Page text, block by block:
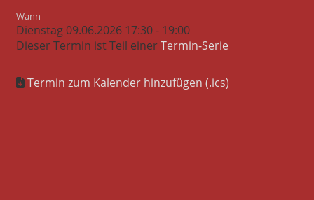
Wann
Dienstag 09.06.2026 17:30 - 19:00
Dieser Termin ist Teil einerTermin-Serie
Termin zum Kalender hinzufügen (.ics)